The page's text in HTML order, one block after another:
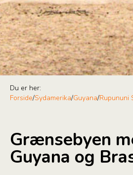
Du er her:
Forside/Sydamerika/Guyana/Rupununi
Grænsebyen
Guyana og